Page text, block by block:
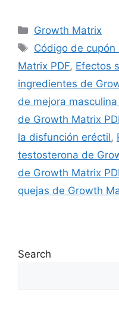
Categories
Growth Matrix
Tags
Código de
Matrix PDF, Efectos
ingredientes de
de mejora
de Growth Matrix
la disfunción eréctil,
testosterona de
de Growth Matrix
quejas de Growth
Search